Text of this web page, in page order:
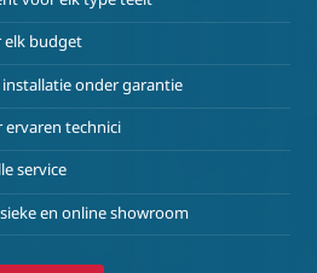
elk budget
onder garantie
technici
service
en online showroom